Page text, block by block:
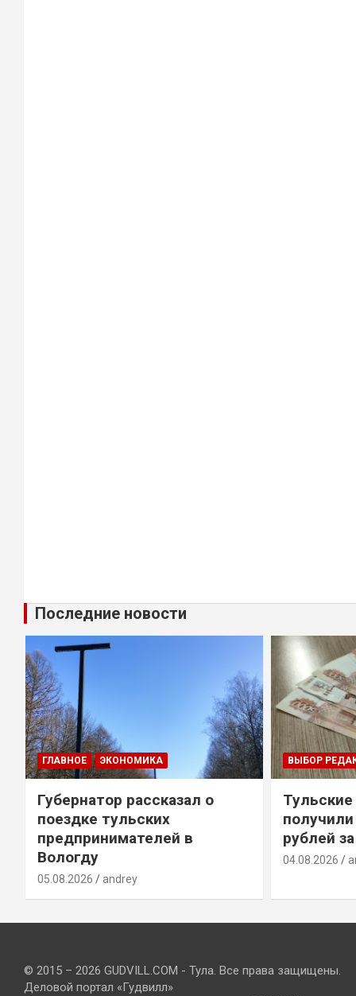
Последние новости
ГЛАВНОЕ ЭКОНОМИКА
Губернатор рассказал о
поездке тульских
предпринимателей в
Вологду
05.08.2026 andrey
ВЫБОР
рублей
04.08.2026
© 2015 – 2026 GUDVILL.COM - Тула. Все права защищены.
Деловой портал «Гудвилл»